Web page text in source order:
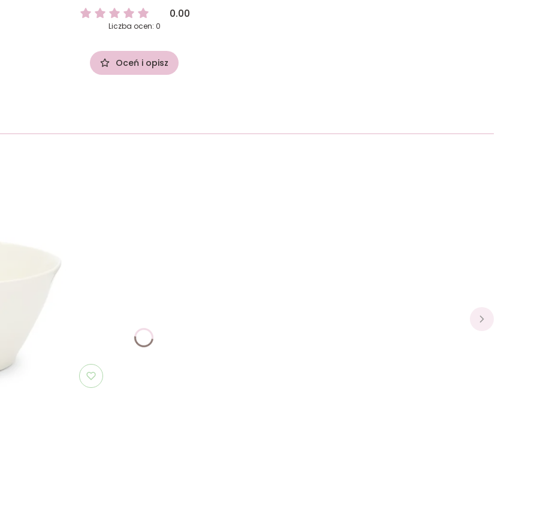
0.00
Liczba ocen: 0
Oceń i opisz